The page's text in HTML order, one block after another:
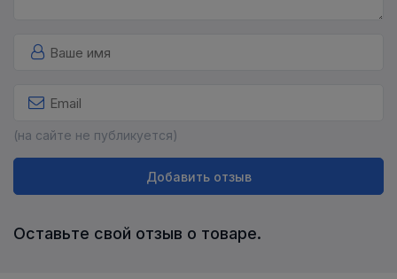
(на сайте не публикуется)
Добавить отзыв
Оставьте свой отзыв о товаре.